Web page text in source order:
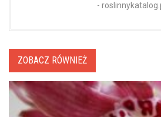
-
ZOBACZ RÓWNIEŻ